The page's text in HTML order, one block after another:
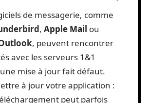
de messagerie, comme
, Apple Mail ou
, peuvent rencontrer
avec les serveurs 1&1
mise à jour fait défaut.
à jour votre application :
peut parfois